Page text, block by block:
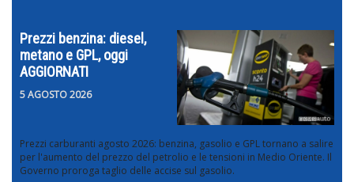
Prezzi benzina: diesel,
metano e GPL, oggi
AGGIORNATI
5 AGOSTO 2026
Prezzi carburanti agosto 2026: benzina, gasolio e GPL tornano a salire
per l'aumento del prezzo del petrolio e le tensioni in Medio Oriente. Il
Governo proroga taglio delle accise sul gasolio.